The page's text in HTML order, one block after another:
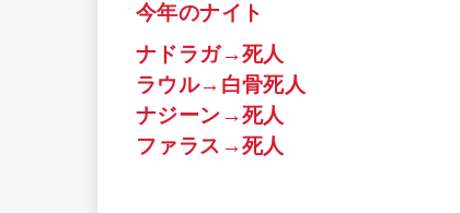
今年のナイト
ナドラガ→死人
ラウル→白骨死人
ナジーン→死人
ファラス→死人